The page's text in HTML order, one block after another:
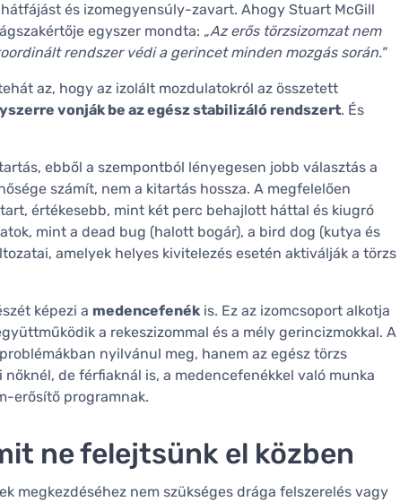
és izomegyensúly-zavart. Ahogy Stuart McGill
egyszer mondta: „Az erős törzsizomzat nem
rendszer védi a gerincet minden mozgás során."
az, hogy az izolált mozdulatokról az összetett
vonják be az egész stabilizáló rendszert. És
ebből a szempontból lényegesen jobb választás a
számít, nem a kitartás hossza. A megfelelően
értékesebb, mint két perc behajlott háttal és kiugró
mint a dead bug (halott bogár), a bird dog (kutya és
amelyek helyes kivitelezés esetén aktiválják a törzs
képezi a medencefenék is. Ez az izomcsoport alkotja
a rekeszizommal és a mély gerincizmokkal. A
nyilvánul meg, hanem az egész törzs
de férfiaknál is, a medencefenékkel való munka
erősítő programnak.
ne felejtsünk el közben
megkezdéséhez nem szükséges drága felszerelés vagy